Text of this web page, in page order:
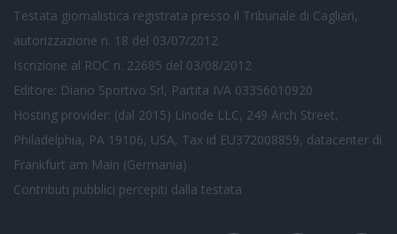
Testata giornalistica registrata presso il Tribunale di Cagliari,
autorizzazione n. 18 del 03/07/2012
Iscrizione al ROC n. 22685 del 03/08/2012
Editore: Diario Sportivo Srl, Partita IVA 03356010920
Hosting provider: (dal 2015) Linode LLC, 249 Arch Street,
Philadelphia, PA 19106, USA, Tax id EU372008859, datacenter di
Frankfurt am Main (Germania)
Contributi pubblici percepiti dalla testata